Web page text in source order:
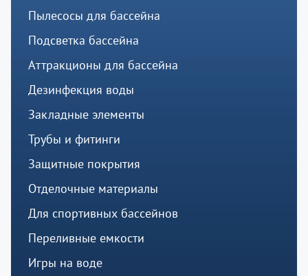
Пылесосы для бассейна
Подсветка бассейна
Аттракционы для бассейна
Дезинфекция воды
Закладные элементы
Трубы и фитинги
Защитные покрытия
Отделочные материалы
Для спортивных бассейнов
Переливные емкости
Игры на воде